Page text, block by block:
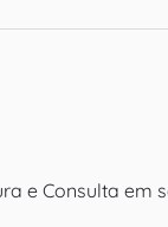
e Consulta